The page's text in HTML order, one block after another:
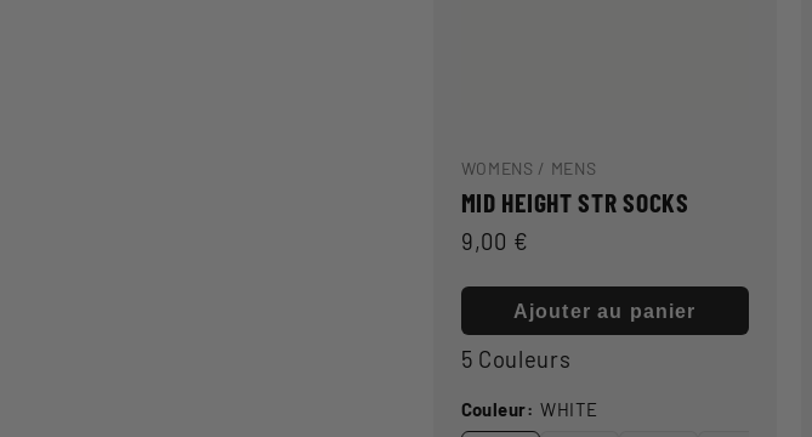
WOMENS / MENS
MID HEIGHT STR SOCKS
Prix
9,00 €
Ajouter au panier
5 Couleurs
Couleur: WHITE